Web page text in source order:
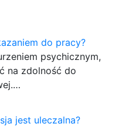
do pracy?
psychicznym,
na zdolność do
jest uleczalna?